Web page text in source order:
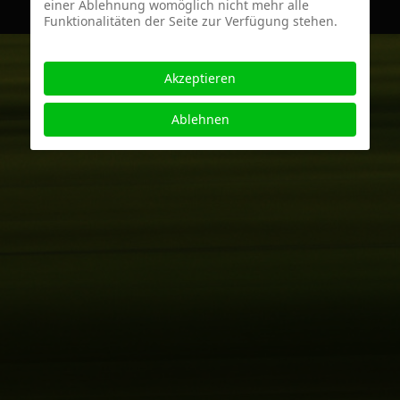
einer Ablehnung womöglich nicht mehr alle
Funktionalitäten der Seite zur Verfügung stehen.
Akzeptieren
Ablehnen